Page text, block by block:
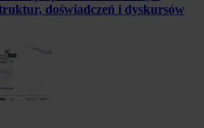
doświadczeń i dyskursów